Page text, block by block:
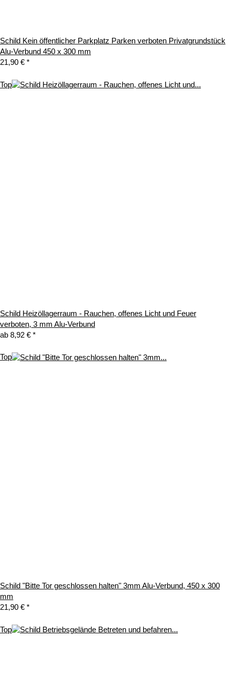
Schild Kein öffentlicher Parkplatz Parken verboten Privatgrundstück
Alu-Verbund 450 x 300 mm
21,90 € *
Top
Schild Heizöllagerraum - Rauchen, offenes Licht und Feuer
verboten, 3 mm Alu-Verbund
ab 8,92 € *
Top
Schild "Bitte Tor geschlossen halten" 3mm Alu-Verbund, 450 x 300
mm
21,90 € *
Top